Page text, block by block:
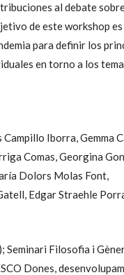
al debate
de este workshop
para definir los
en torno a los
Campillo Iborra,Gemma
Comas,Georgina
Dolors Molas Font,
Edgar Straehle
Seminari Filosofia i
Dones,